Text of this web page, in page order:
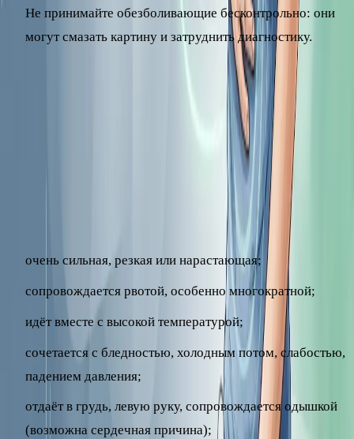
Не принимайте обезболивающие бесконтрольно: они
могут смазать картину и затруднить диагностику.
Тревожные симптомы: когда нужно
Есть признаки, при которых нельзя ждать и заниматься
самолечением. Немедленно вызывайте скорую помощь
или обращайтесь к врачу, если боль в левом подреберье:
очень сильная, резкая или нарастающая;
сопровождается рвотой, особенно многократной;
идёт вместе с высокой температурой;
сочетается с бледностью, холодным потом, слабостью,
падением давления;
отдаёт в грудь, левую руку, сопровождается одышкой
(возможна сердечная причина);